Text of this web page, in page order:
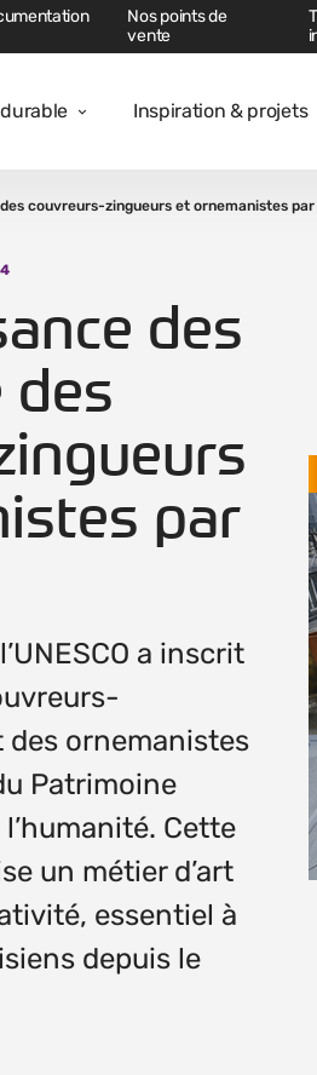
Inspiration & projets
Nos points de
vente
couvreurs-zingueurs et ornemanistes par
des
des
par
a inscrit
des ornemanistes
Patrimoine
Cette
un métier d’art
essentiel à
depuis le
Pinterest